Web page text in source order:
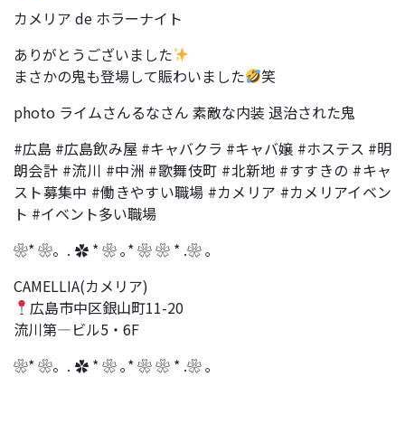
カメリア de ホラーナイト
ありがとうございました
まさかの鬼も登場して賑わいました
笑
photo ライムさんるなさん 素敵な内装 退治された鬼
#広島 #広島飲み屋 #キャバクラ #キャバ嬢 #ホステス #明
朗会計 #流川 #中洲 #歌舞伎町 #北新地 #すすきの #キャ
スト募集中 #働きやすい職場 #カメリア #カメリアイベン
ト #イベント多い職場
❀* ❀。. ✿ * ❀ ｡* ❀ ❀ * .❀ ｡
CAMELLIA(カメリア)
広島市中区銀山町11-20
流川第―ビル5・6F
❀* ❀。. ✿ * ❀ ｡* ❀ ❀ * .❀ ｡